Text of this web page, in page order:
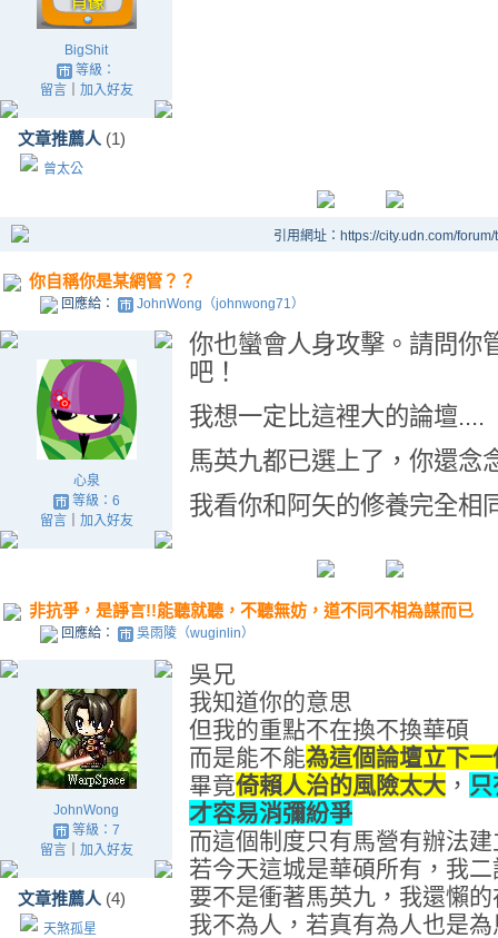
BigShit
等級：
留言｜ 加入好友
文章推薦人 (1)
曾太公
引用網址：https://city.udn.com/
你自稱你是某網管？？
回應給： JohnWong（johnwong71）
心泉
等級：6
留言｜ 加入好友
你也蠻會人身攻擊。請問你
吧！
我想一定比這裡大的論壇....
馬英九都已選上了，你還念
我看你和阿矢的修養完全相
非抗爭，是諍言!!能聽就聽，不聽無妨，道不同不相為謀而已
回應給： 吳雨陵（wuginlin）
JohnWong
等級：7
留言｜ 加入好友
文章推薦人 (4)
天煞孤星
吳兄
我知道你的意思
但我的重點不在換不換華碩
而是能不能為這個論壇立下
畢竟倚賴人治的風險太大 ，
才容易消彌紛爭
而這個制度只有馬營有辦法建
若今天這城是華碩所有，我
要不是衝著馬英九，我還懶
我不為人，若真有為人也是